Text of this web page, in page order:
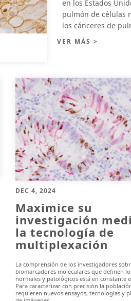
en los Estados
pulmón de células
los cánceres de
VER MÁS >
DEC 4, 2024
Maximice su
investigación
la tecnología de
multiplexación
La comprensión de los investigadores
biomarcadores moleculares que definen
normales y patológicos está en constante
Para caracterizar con precisión la
requieren nuevos ensayos, tecnologías y